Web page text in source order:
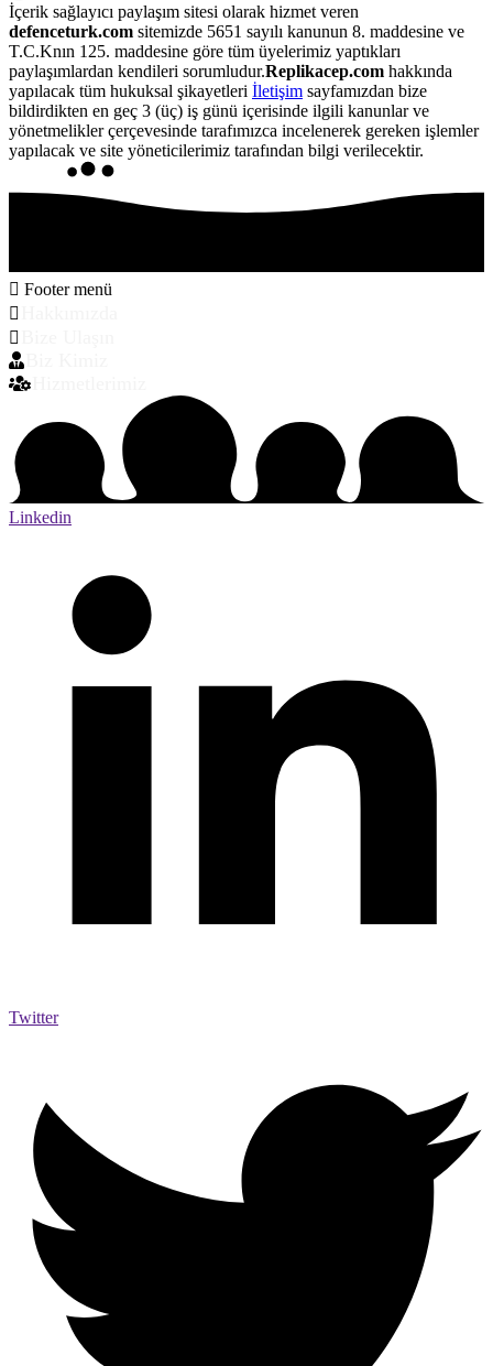
İçerik sağlayıcı paylaşım sitesi olarak hizmet veren
defenceturk.com sitemizde 5651 sayılı kanunun 8. maddesine ve
T.C.Knın 125. maddesine göre tüm üyelerimiz yaptıkları
paylaşımlardan kendileri sorumludur.Replikacep.com hakkında
yapılacak tüm hukuksal şikayetleri İletişim sayfamızdan bize
bildirdikten en geç 3 (üç) iş günü içerisinde ilgili kanunlar ve
yönetmelikler çerçevesinde tarafımızca incelenerek gereken işlemler
yapılacak ve site yöneticilerimiz tarafından bilgi verilecektir.
Footer menü
Linkedin
Twitter